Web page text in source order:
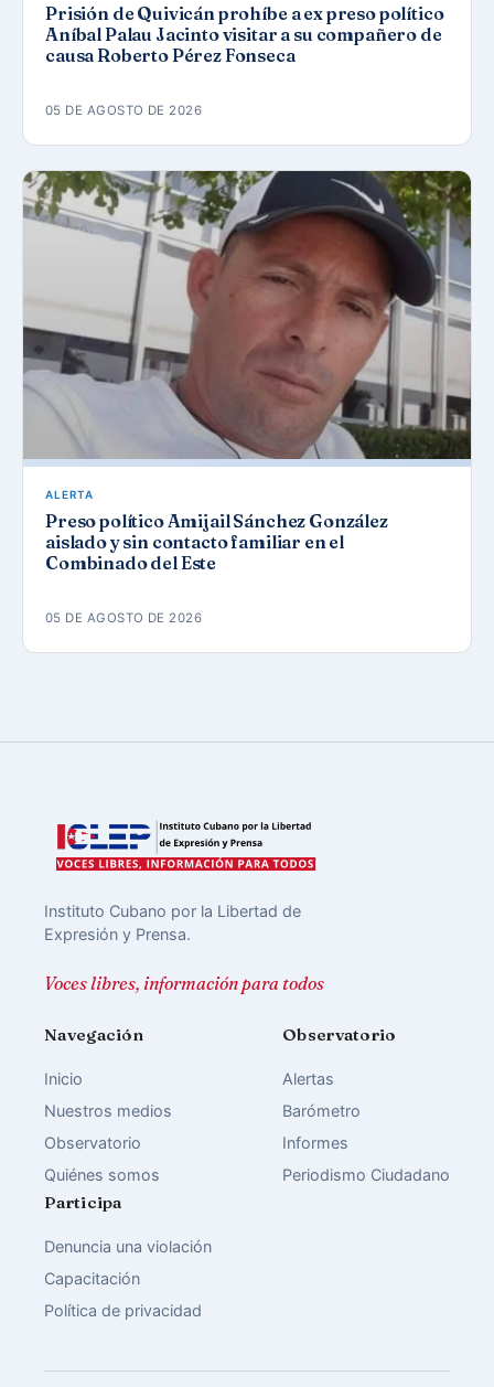
Prisión de Quivicán prohíbe a ex preso político
Aníbal Palau Jacinto visitar a su compañero de
causa Roberto Pérez Fonseca
05 DE AGOSTO DE 2026
ALERTA
Preso político Amijail Sánchez González
aislado y sin contacto familiar en el
Combinado del Este
05 DE AGOSTO DE 2026
Instituto Cubano por la Libertad de
Expresión y Prensa.
Voces libres, información para todos
Navegación
Inicio
Nuestros medios
Observatorio
Quiénes somos
Observatorio
Alertas
Barómetro
Informes
Periodismo Ciudadano
Participa
Denuncia una violación
Capacitación
Política de privacidad